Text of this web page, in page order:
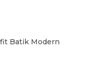
Batik Modern